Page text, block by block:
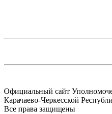
Официальный сайт
Карачаево-Черкесской
Все права защищены